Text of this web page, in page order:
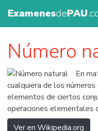
ExamenesdePAU
Número
En
cualquiera de los
elementos de ciertos
operaciones elementales
Ver en Wikipedia.org